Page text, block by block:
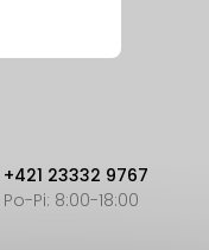
+421 23332 9767
Po-Pi: 8:00-18:00